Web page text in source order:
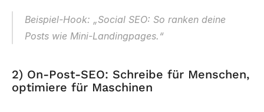
Beispiel-Hook: „Social SEO: So ranken deine
Posts wie Mini-Landingpages.“
2) On-Post-SEO: Schreibe für Menschen,
optimiere für Maschinen